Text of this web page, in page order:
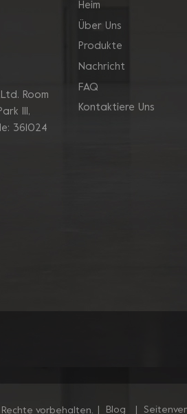
Room
Ill,
361024
Heim
Über Uns
Produkte
Nachricht
FAQ
Kontaktiere Uns
vorbehalten. Blog